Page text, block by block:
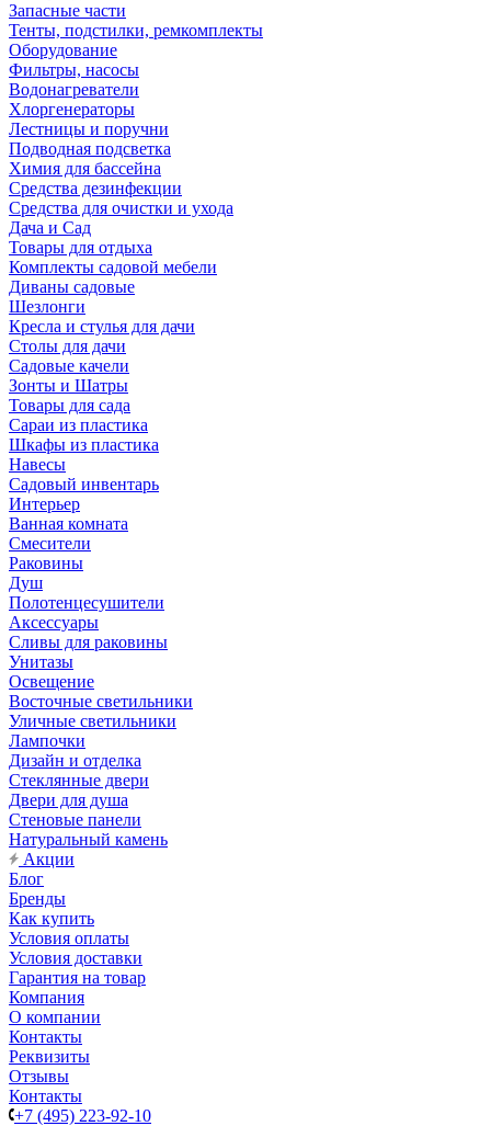
Запасные части
Тенты, подстилки, ремкомплекты
Оборудование
Фильтры, насосы
Водонагреватели
Хлоргенераторы
Лестницы и поручни
Подводная подсветка
Химия для бассейна
Средства дезинфекции
Средства для очистки и ухода
Дача и Сад
Товары для отдыха
Комплекты садовой мебели
Диваны садовые
Шезлонги
Кресла и стулья для дачи
Столы для дачи
Садовые качели
Зонты и Шатры
Товары для сада
Сараи из пластика
Шкафы из пластика
Навесы
Садовый инвентарь
Интерьер
Ванная комната
Смесители
Раковины
Душ
Полотенцесушители
Аксессуары
Сливы для раковины
Унитазы
Освещение
Восточные светильники
Уличные светильники
Лампочки
Дизайн и отделка
Стеклянные двери
Двери для душа
Стеновые панели
Натуральный камень
Акции
Блог
Бренды
Как купить
Условия оплаты
Условия доставки
Гарантия на товар
Компания
О компании
Контакты
Реквизиты
Отзывы
Контакты
+7 (495) 223-92-10